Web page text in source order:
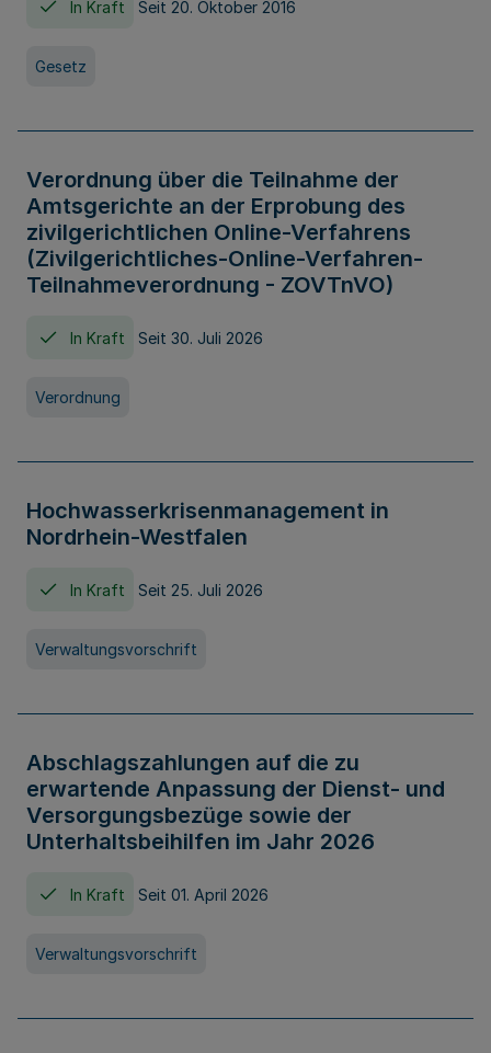
In Kraft Seit 20. Oktober 2016
Gesetz
Verordnung über die Teilnahme der
Amtsgerichte an der Erprobung des
zivilgerichtlichen Online-Verfahrens
(Zivilgerichtliches-Online-Verfahren-
Teilnahmeverordnung - ZOVTnVO)
In Kraft Seit 30. Juli 2026
Verordnung
Hochwasserkrisenmanagement in
Nordrhein-Westfalen
In Kraft Seit 25. Juli 2026
Verwaltungsvorschrift
Abschlagszahlungen auf die zu
erwartende Anpassung der Dienst- und
Versorgungsbezüge sowie der
Unterhaltsbeihilfen im Jahr 2026
In Kraft Seit 01. April 2026
Verwaltungsvorschrift